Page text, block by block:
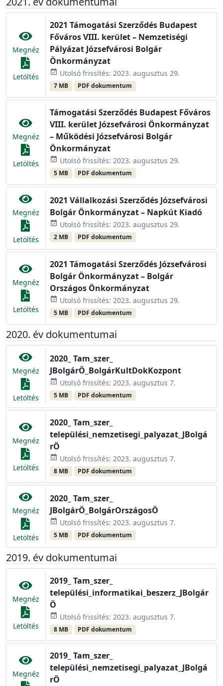
Megnéz
Letöltés
2021 Támogatási Szerződés Budapest
Főváros VIII. kerület – Nemzetiségi
Pályázat Józsefvárosi Bolgár
Önkormányzat
event_available Utolsó frissítés: 2023. augusztus 29.
7 MB PDF dokumentum
Megnéz
Letöltés
Támogatási Szerződés Budapest Főváros
VIII. kerület Józsefvárosi Önkormányzat
– Működési Józsefvárosi Bolgár
Önkormányzat
event_available Utolsó frissítés: 2023. augusztus 29.
5 MB PDF dokumentum
Megnéz
Letöltés
2021 Vállalkozási Szerződés Józsefvárosi
Bolgár Önkormányzat – Napkút Kiadó
event_available Utolsó frissítés: 2023. augusztus 29.
2 MB PDF dokumentum
Megnéz
Letöltés
2021 Támogatási Szerződés Józsefvárosi
Bolgár Önkormányzat – Bolgár
Országos Önkormányzat
event_available Utolsó frissítés: 2023. augusztus 29.
5 MB PDF dokumentum
2020. év dokumentumai
Megnéz
Letöltés
2020_ Tam_szer_
JBolgárÖ_BolgárKultDokKozpont
event_available Utolsó frissítés: 2023. augusztus 7.
5 MB PDF dokumentum
Megnéz
Letöltés
2020_ Tam_szer_
települési_nemzetisegi_palyazat_JBolgá
rÖ
event_available Utolsó frissítés: 2023. augusztus 7.
8 MB PDF dokumentum
Megnéz
Letöltés
2020_ Tam_szer_
JBolgárÖ_BolgárOrszágosÖ
event_available Utolsó frissítés: 2023. augusztus 7.
5 MB PDF dokumentum
2019. év dokumentumai
Megnéz
Letöltés
2019_ Tam_szer_
települési_informatikai_beszerz_JBolgár
Ö
event_available Utolsó frissítés: 2023. augusztus 7.
8 MB PDF dokumentum
Megnéz
2019_ Tam_szer_
települési_nemzetisegi_palyazat_JBolgá
rÖ